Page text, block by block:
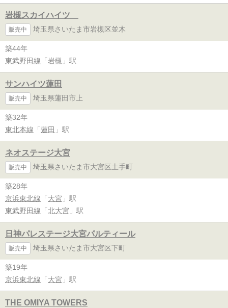
岩槻スカイハイツ
販売中 埼玉県さいたま市岩槻区並木
築44年
東武野田線 「 岩槻 」駅
サンハイツ蓮田
販売中 埼玉県蓮田市上
築32年
東北本線 「 蓮田 」駅
ネオステージ大宮
販売中 埼玉県さいたま市大宮区土手町
築28年
京浜東北線 「 大宮 」駅
東武野田線 「 北大宮 」駅
日神パレステージ大宮パルティール
販売中 埼玉県さいたま市大宮区下町
築19年
京浜東北線 「 大宮 」駅
THE OMIYA TOWERS